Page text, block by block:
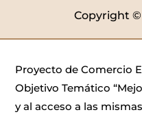
Copyright
Proyecto de Comercio
Objetivo Temático
y al acceso a las